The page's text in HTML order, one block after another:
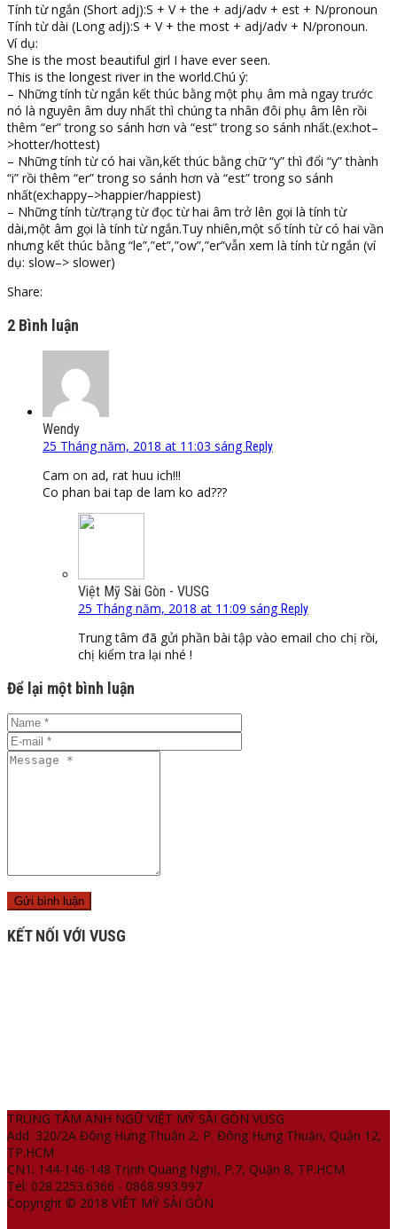
Tính từ ngắn (Short adj):S + V + the + adj/adv + est + N/pronoun
Tính từ dài (Long adj):S + V + the most + adj/adv + N/pronoun.
Ví dụ:
She is the most beautiful girl I have ever seen.
This is the longest river in the world.Chú ý:
– Những tính từ ngắn kết thúc bằng một phụ âm mà ngay trước
nó là nguyên âm duy nhất thì chúng ta nhân đôi phụ âm lên rồi
thêm “er” trong so sánh hơn và “est” trong so sánh nhất.(ex:hot–
>hotter/hottest)
– Những tính từ có hai vần,kết thúc bằng chữ “y” thì đổi “y” thành
“i” rồi thêm “er” trong so sánh hơn và “est” trong so sánh
nhất(ex:happy–>happier/happiest)
– Những tính từ/trạng từ đọc từ hai âm trở lên gọi là tính từ
dài,một âm gọi là tính từ ngắn.Tuy nhiên,một số tính từ có hai vần
nhưng kết thúc bằng “le”,”et”,”ow”,”er”vẫn xem là tính từ ngắn (ví
dụ: slow–> slower)
Share:
2 Bình luận
Wendy
25 Tháng năm, 2018 at 11:03 sáng Reply
Cam on ad, rat huu ich!!!
Co phan bai tap de lam ko ad???
Việt Mỹ Sài Gòn - VUSG
25 Tháng năm, 2018 at 11:09 sáng Reply
Trung tâm đã gửi phần bài tập vào email cho chị rồi,
chị kiểm tra lại nhé !
Để lại một bình luận
KẾT NỐI VỚI VUSG
TRUNG TÂM ANH NGỮ VIỆT MỸ SÀI GÒN VUSG
Add: 320/2A Đông Hưng Thuận 2, P. Đông Hưng Thuận, Quận 12,
TP.HCM
CN1: 144-146-148 Trịnh Quang Nghị, P.7, Quận 8, TP.HCM
Tel: 028.2253.6366 - 0868.993.997
Copyright © 2018 VIỆT MỸ SÀI GÒN